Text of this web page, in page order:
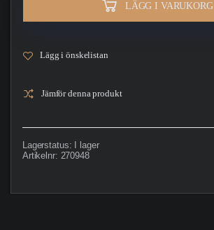
LÄGG I VARUKORG
Lägg i önskelistan
Jämför denna produkt
Lagerstatus:
I lager
Artikelnr: 270948